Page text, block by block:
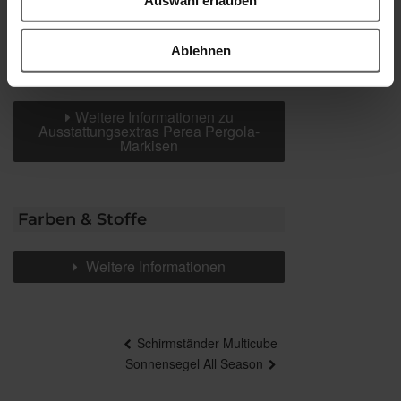
Ablehnen
senkrechten Verschattung
Heizstrahler
Spannrahmen
Weitere Informationen zu
Ausstattungsextras Perea Pergola-
Markisen
Farben & Stoffe
Weitere Informationen
Schirmständer Multicube
Sonnensegel All Season